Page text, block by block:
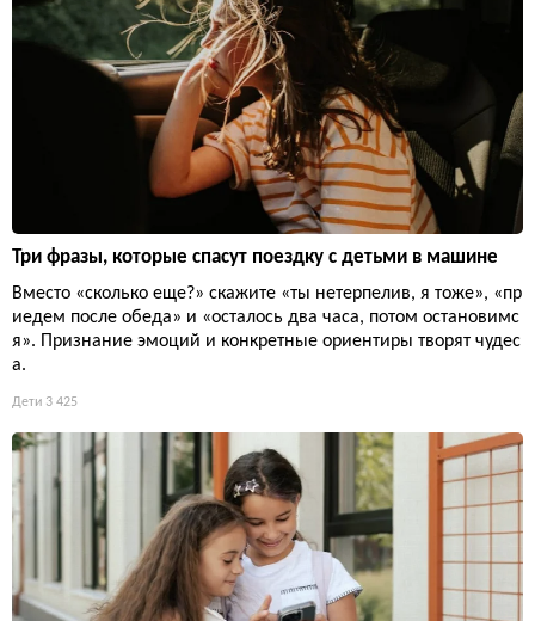
Три фразы, которые спасут поездку с детьми в машине
Вместо «сколько еще?» скажите «ты нетерпелив, я тоже», «пр
иедем после обеда» и «осталось два часа, потом остановимс
я». Признание эмоций и конкретные ориентиры творят чудес
а.
Дети 3 425